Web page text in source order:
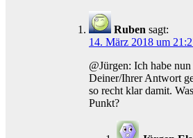
Ruben sagt:
14. März 2018 um
@Jürgen: Ich habe
Deiner/Ihrer Antwort
so recht klar damit.
Punkt?